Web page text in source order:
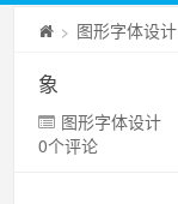
> 图形字体设计
象
图形字体设计
0个评论